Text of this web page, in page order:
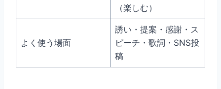
（楽しむ）
よく使う場面
誘い・提案・感謝・ス
ピーチ・歌詞・SNS投
稿